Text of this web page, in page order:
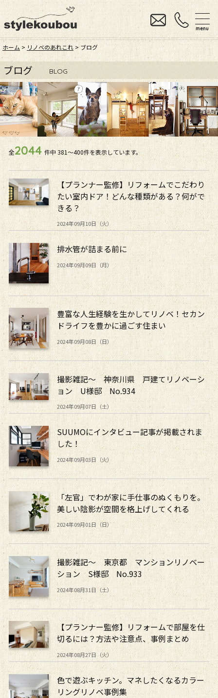
menu
ホーム > リノベのあれこれ > ブログ
ブログ BLOG
全2044 件中 381〜400件を表示しています。
【プランナー監修】リフォームでこだわり
たい室内ドア！どんな種類がある？何がで
きる？
2024年09月10日（火）
排水管が詰まる前に
2024年09月09日（月）
豊富な人生経験を生かしてリノベ！セカン
ドライフを豊かに過ごす住まい
2024年09月08日（日）
撮影雑記～ 神奈川県 戸建てリノベーシ
ョン U様邸 No.934
2024年09月07日（土）
SUUMOにインタビュー記事が掲載されま
した！
2024年09月03日（火）
「左官」でわが家に手仕事のぬくもりを。
美しい陰影が空間を格上げしてくれる
2024年09月01日（日）
撮影雑記～ 東京都 マンションリノベー
ション S様邸 No.933
2024年08月31日（土）
【プランナー監修】リフォームで部屋を仕
切るには？方法や注意点、事例まとめ
2024年08月27日（火）
色で遊ぶキッチン。マネしたくなるカラー
リングリノベ事例集